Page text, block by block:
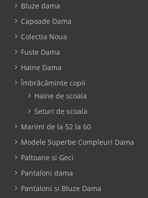
Bluze dama
Capoade Dama
Colectia Noua
Fuste Dama
Haine Dama
Îmbrăcăminte copii
Haine de scoala
Seturi de scoala
Marimi de la 52 la 60
Modele Superbe Compleuri Dama
Paltoane si Geci
Pantaloni dama
Pantaloni si Bluze Dama